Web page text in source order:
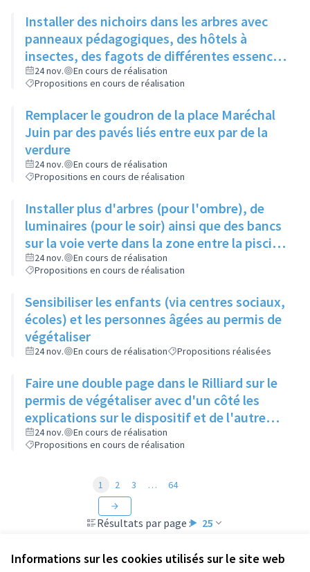
Informations sur les cookies utilisés sur le site web
Installer des nichoirs dans les arbres avec
panneaux pédagogiques, des hôtels à
insectes, des fagots de différentes essences
pour stimuler la biodiversité sur la place du
Château à la Roue
24 nov.
En cours de réalisation
Propositions en cours de réalisation
Remplacer le goudron de la place Maréchal
Juin par des pavés liés entre eux par de la
verdure
24 nov.
En cours de réalisation
Propositions en cours de réalisation
Installer plus d'arbres (pour l'ombre), de
luminaires (pour le soir) ainsi que des bancs
sur la voie verte dans la zone entre la piscine
et la rue de l'Industrie
24 nov.
En cours de réalisation
Propositions en cours de réalisation
Sensibiliser les enfants (via centres sociaux,
écoles) et les personnes âgées au permis de
végétaliser
24 nov. En cours de réalisation Propositions réalisées
Faire une double page dans le Rilliard sur le
permis de végétaliser avec d'un côté les
explications sur le dispositif et de l'autre
côté des exemples concrets de lieux à
investir
24 nov.
En cours de réalisation
Propositions en cours de réalisation
Résultats par page : 25
1 2 3 … 64